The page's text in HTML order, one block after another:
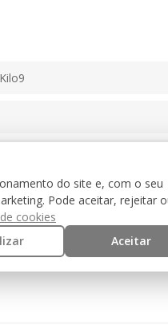
Kilo9
0.23
do site e, com o seu
Pode aceitar, rejeitar
cookies
Aceitar